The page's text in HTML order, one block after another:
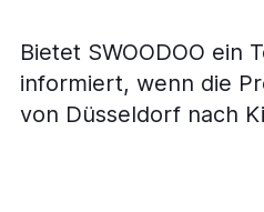
Bietet SWOODOO ein
informiert, wenn die
von Düsseldorf nach